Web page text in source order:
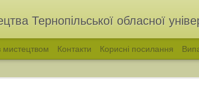
Тернопільської обласної
мистецтвом Контакти Корисні посилання